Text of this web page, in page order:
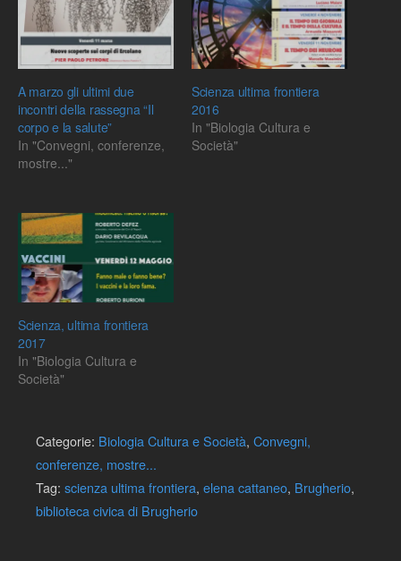
A marzo gli ultimi due
incontri della rassegna “Il
corpo e la salute”
In "Convegni, conferenze,
mostre..."
Scienza ultima frontiera
2016
In "Biologia Cultura e
Società"
Scienza, ultima frontiera
2017
In "Biologia Cultura e
Società"
Categorie: Biologia Cultura e Società, Convegni,
conferenze, mostre...
Tag: scienza ultima frontiera, elena cattaneo, Brugherio,
biblioteca civica di Brugherio